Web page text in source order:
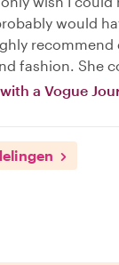
would
fashion. She
a Vogue